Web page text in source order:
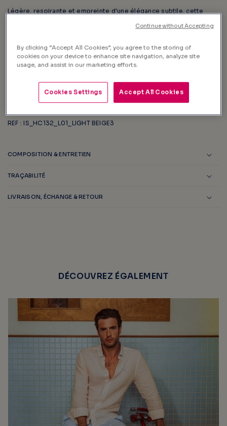
Légère, respirante et empreinte d'une élégance subtile, cette
chemise Clay incarne le chic décontracté pour des journées
élève votre style avec une touche de prestige.
Coupe Slim
Couleur unie
Logo Vicomte A. brodé sur la poitrine
REF : IS_HC132_L01_LIGHT BEIGE3
COMPOSITION & ENTRETIEN
TRAÇABILITÉ
LIVRAISON, ÉCHANGE & RETOUR
DÉCOUVREZ ÉGALEMENT
By clicking “Accept All Cookies”, you agree to the storing of
cookies on your device to enhance site navigation, analyze site
usage, and assist in our marketing efforts.
Accept All Cookies
Cookies Settings
Continue without Accepting